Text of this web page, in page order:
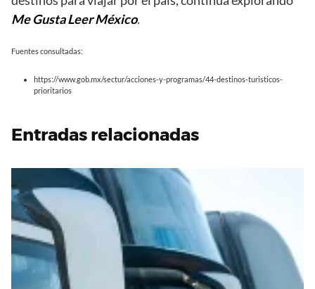
Me Gusta Leer México.
Fuentes consultadas:
https://www.gob.mx/sectur/acciones-y-programas/44-destinos-turisticos-
prioritarios
Entradas relacionadas